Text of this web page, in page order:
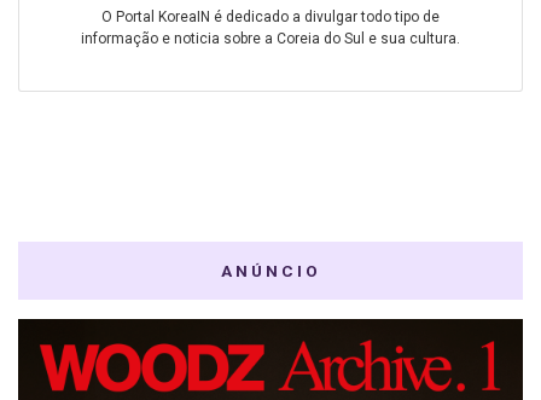
O Portal KoreaIN é dedicado a divulgar todo tipo de
informação e noticia sobre a Coreia do Sul e sua cultura.
ANÚNCIO